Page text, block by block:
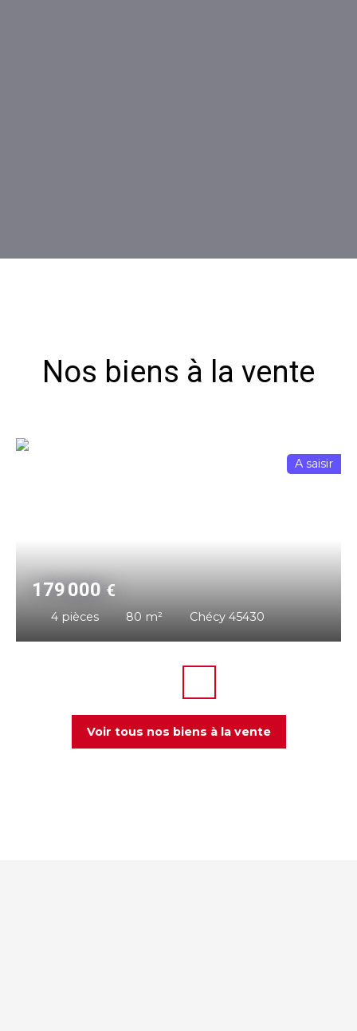
Nos biens à la vente
179 000€
4 pièces 80 m² Chécy 45430
A saisir
Voir tous nos biens à la vente